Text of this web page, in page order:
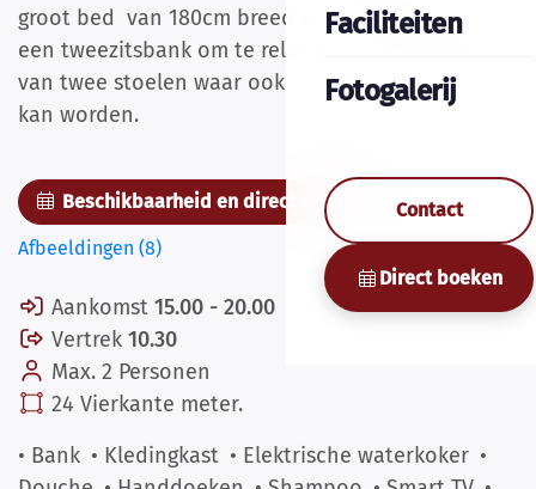
Faciliteiten
Fotogalerij
Contact
Direct boeken
groot bed van 180cm breed en 210cm lang. Tevens
een tweezitsbank om te relaxen en tafel voorzien
van twee stoelen waar ook nog prima aan gewerkt
kan worden.
Beschikbaarheid en direct boeken
Afbeeldingen (8)
Aankomst 15.00 - 20.00
Vertrek 10.30
Max. 2 Personen
24 Vierkante meter.
• Bank • Kledingkast • Elektrische waterkoker •